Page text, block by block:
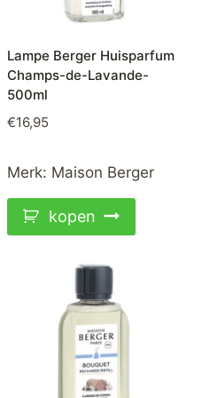
Lampe Berger Huisparfum
Champs-de-Lavande-
500ml
€16,95
Merk: Maison Berger
kopen